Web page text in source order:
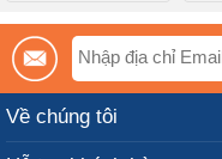
Về chúng tôi